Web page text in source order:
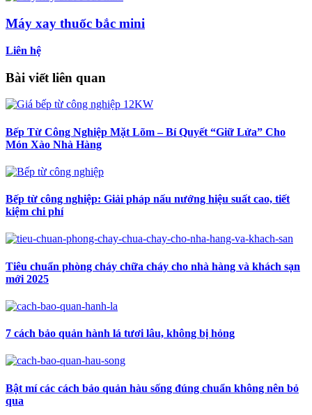
Máy xay thuốc bắc mini
Liên hệ
Bài viết liên quan
Bếp Từ Công Nghiệp Mặt Lõm – Bí Quyết “Giữ Lửa” Cho
Món Xào Nhà Hàng
Bếp từ công nghiệp: Giải pháp nấu nướng hiệu suất cao, tiết
kiệm chi phí
Tiêu chuẩn phòng cháy chữa cháy cho nhà hàng và khách sạn
mới 2025
7 cách bảo quản hành lá tươi lâu, không bị hỏng
Bật mí các cách bảo quản hàu sống đúng chuẩn không nên bỏ
qua